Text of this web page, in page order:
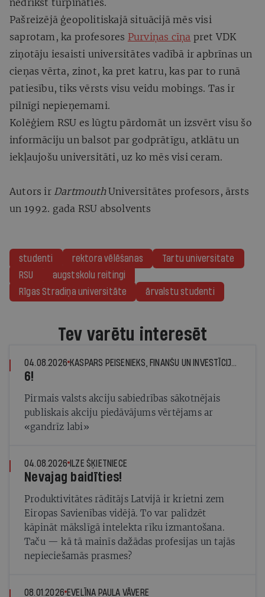
nedrīkst turpināties.
Pašreizējā ģeopolitiskajā situācijā mēs visi
saprotam, ka profesores Purviņas cīņa pret VDK
ziņotāju iesaisti universitātes vadībā ir apbrīnas un
cieņas vērta, zinot, ka pret katru, kas par to runā
patiesību, tiks vērsts visu veidu mobings. Tas ir
pilnīgi nepieņemami.
Kolēģiem RSU es lūgtu pārdomāt un izsvērt visu šo
informāciju un balsot par godprātīgu, atklātu un
iekļaujošu universitāti, uz ko mēs visi ceram.
Autors ir DartmouthUniversitātes profesors, ārsts
un 1992. gada RSU absolvents
studenti rektora vēlēšanas
Tartu universitate
RSU
augstskolu reitingi
Rīgas Stradiņa universitāte
ārvalstu studenti
Tev varētu interesēt
04.08.2026 KASPARS PEISENIEKS, FINANŠU UN INVESTĪCIJU EKSPERTS
6!
Pirmais valsts akciju sabiedrības sākotnējais
publiskais akciju piedāvājums vērtējams ar
«gandrīz labi»
04.08.2026 ILZE ŠĶIETNIECE
Nevajag baidīties!
Produktivitātes rādītājs Latvijā ir krietni zem
Eiropas Savienības vidējā. To var palīdzēt
kāpināt mākslīgā intelekta rīku izmantošana.
Taču — kā tā mainīs dažādas profesijas un tajās
nepieciešamās prasmes?
08.01.2026 EVELĪNA PAULA VĀVERE